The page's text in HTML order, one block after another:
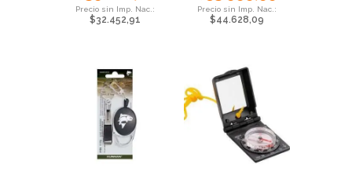
$32.452,91 $44.628,09